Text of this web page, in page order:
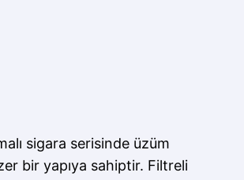
sigara serisinde üzüm
bir yapıya sahiptir. Filtreli